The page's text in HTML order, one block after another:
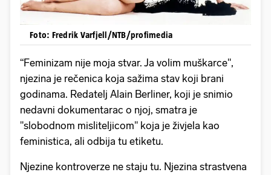
Foto: Fredrik Varfjell/NTB/profimedia
“Feminizam nije moja stvar. Ja volim muškarce",
njezina je rečenica koja sažima stav koji brani
godinama. Redatelj Alain Berliner, koji je snimio
nedavni dokumentarac o njoj, smatra je
"slobodnom misliteljicom" koja je živjela kao
feministica, ali odbija tu etiketu.
Njezine kontroverze ne staju tu. Njezina strastvena